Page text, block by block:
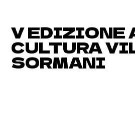
V EDIZIONE
CULTURA
SORMANI